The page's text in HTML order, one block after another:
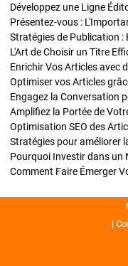
Développez une Ligne
Présentez-vous :
L'Art de Choisir un Titre
Optimiser vos Articles
Engagez la Conversation
Amplifiez la Portée de